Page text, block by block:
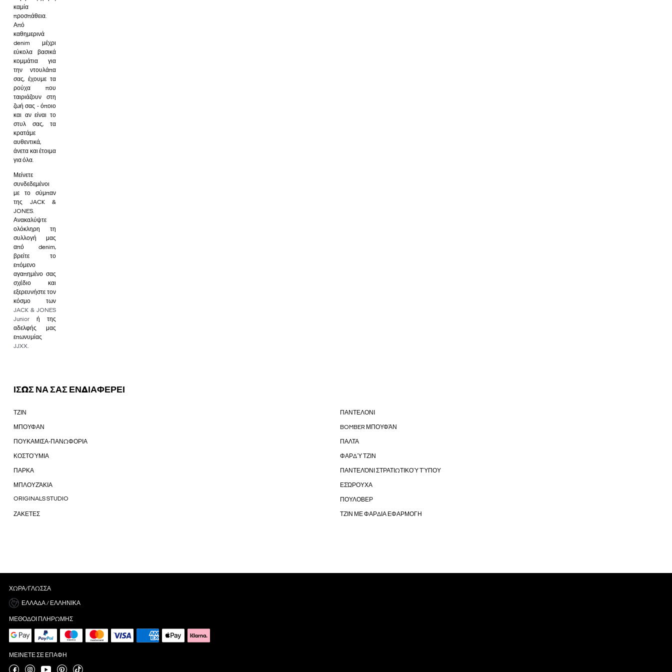
καμία
προσπάθεια.
Από
καθημερινά
denim μέχρι
εύκολα βασικά
κομμάτια για
την ντουλάπα
σας, έχουμε τα
ρούχα που
ταιριάζουν στη
ζωή σας - όποιο
και αν είναι το
στυλ σας, τα
κρατάμε
αυθεντικά,
άνετα και έτοιμα
για όλα.
Μείνετε
συνδεδεμένοι
με το σύμπαν
της JACK &
JONES.
Ανακαλύψτε
ολόκληρη τη
συλλογή μας
από denim,
βρείτε το
επόμενο
αγαπημένο σας
σχέδιο και
εξερευνήστε τον
κόσμο των
JACK & JONES
Junior ή της
αδελφής μας
επωνυμίας
JJXX.
ΙΣΩΣ ΝΑ ΣΑΣ ΕΝΔΙΑΦΕΡΕΙ
ΤΖΙΝ ΠΑΝΤΕΛΟΝΙ
ΜΠΟΥΦΑΝ BOMBER ΜΠΟΥΦΆΝ
ΠΟΥΚΑΜΙΣΑ-ΠΑΝΩΦΟΡΙΑ ΠΑΛΤΑ
ΚΟΣΤΟΎΜΙΑ ΦΑΡΔΎ ΤΖΙΝ
ΠΑΡΚΑ ΠΑΝΤΕΛΌΝΙ ΣΤΡΑΤΙΩΤΙΚΟΎ ΤΎΠΟΥ
ΜΠΛΟΥΖΆΚΙΑ ΕΣΏΡΟΥΧΑ
ORIGINALS STUDIO ΠΟΥΛΟΒΕΡ
ΖΑΚΕΤΕΣ ΤΖΙΝ ΜΕ ΦΑΡΔΙΑ ΕΦΑΡΜΟΓΗ
ΧΏΡΑ/ΓΛΏΣΣΑ
ΕΛΛΆΔΑ / ΕΛΛΗΝΙΚΆ
ΜΈΘΟΔΟΙ ΠΛΗΡΩΜΉΣ
ΜΕΊΝΕΤΕ ΣΕ ΕΠΑΦΉ